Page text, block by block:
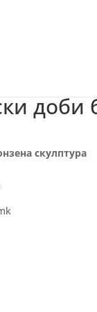
доби
скулптура